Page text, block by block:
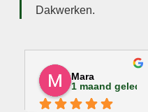
Dakwerken.
Mara
1 maand geleden